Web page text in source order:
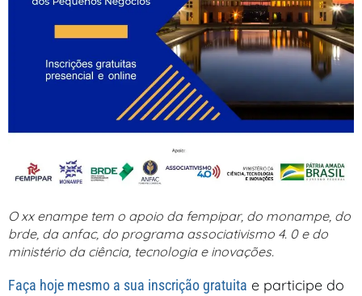
O xx enampe tem o apoio da fempipar, do monampe, do
brde, da anfac, do programa associativismo 4. 0 e do
ministério da ciência, tecnologia e inovações.
Faça hoje mesmo a sua inscrição gratuita e participe do